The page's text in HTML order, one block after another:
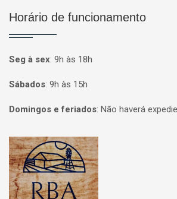
Horário de funcionamento
Seg à sex: 9h às 18h
Sábados: 9h às 15h
Domingos e feriados: Não haverá
Página inicial